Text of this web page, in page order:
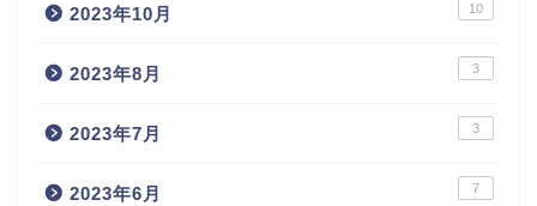
2023年10月 10
2023年8月 3
2023年7月 3
2023年6月 7